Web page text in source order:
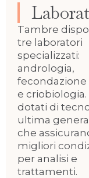
Tambre
tre laboratori
specializzati:
andrologia,
fecondazione
e criobiologia.
dotati di
ultima
che
migliori
per analisi e
trattamenti.